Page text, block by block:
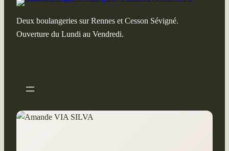
Deux boulangeries sur Rennes et Cesson Sévigné.
Ouverture du Lundi au Vendredi.